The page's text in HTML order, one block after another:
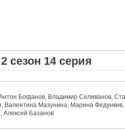
сезон 14 серия
Богданов, Владимир Селиванов,
Валентина Мазунина, Марина
Алексей Базанов